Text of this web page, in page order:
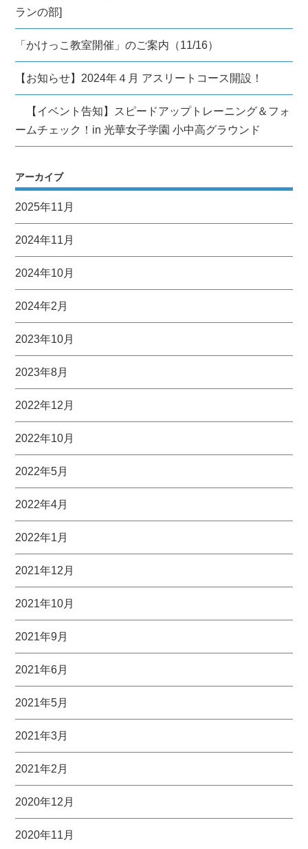
ランの部]
「かけっこ教室開催」のご案内（11/16）
【お知らせ】2024年４月 アスリートコース開設！
【イベント告知】スピードアップトレーニング＆フォ
ームチェック！in 光華女子学園 小中高グラウンド
アーカイブ
2025年11月
2024年11月
2024年10月
2024年2月
2023年10月
2023年8月
2022年12月
2022年10月
2022年5月
2022年4月
2022年1月
2021年12月
2021年10月
2021年9月
2021年6月
2021年5月
2021年3月
2021年2月
2020年12月
2020年11月